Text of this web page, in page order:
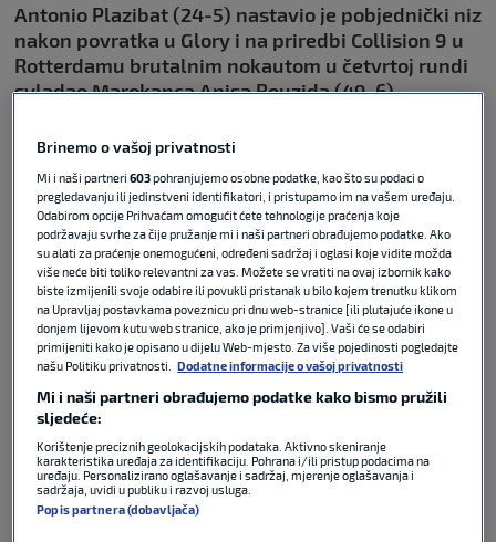
Antonio Plazibat (24-5) nastavio je pobjednički niz
nakon povratka u Glory i na priredbi Collision 9 u
Rotterdamu brutalnim nokautom u četvrtoj rundi
svladao Marokanca Anisa Bouzida (49-6).
Hrvatski kickboksač tako je upisao drugu uzastopnu
pobjedu nakon dugog izbivanja zbog ozljede i
napravio veliki korak prema borbi za naslov prvaka
teške kategorije.
Kakva predstava Antonija
Plazibata: Brutalno je nokautirao
opasnog Marokanca u pravom
Plazibatje odlično otvorio meč te već nakon pola
minute snažnom ljevicom poslao
Brinemo o vašoj privatnosti
Mi i naši partneri603pohranjujemo osobne podatke, kao što su podaci o
pregledavanju ili jedinstveni identifikatori, i pristupamo im na vašem uređaju.
Odabirom opcije Prihvaćam omogućit ćete tehnologije praćenja koje
podržavaju svrhe za čije pružanje mi i naši partneri obrađujemo podatke. Ako
su alati za praćenje onemogućeni, određeni sadržaj i oglasi koje vidite možda
više neće biti toliko relevantni za vas. Možete se vratiti na ovaj izbornik kako
biste izmijenili svoje odabire ili povukli pristanak u bilo kojem trenutku klikom
na Upravljaj postavkama poveznicu pri dnu web-stranice [ili plutajuće ikone u
donjem lijevom kutu web stranice, ako je primjenjivo]. Vaši će se odabiri
primijeniti kako je opisano u dijelu Web-mjesto. Za više pojedinosti pogledajte
našu Politiku privatnosti.
Dodatne informacije o vašoj privatnosti
Mi i naši partneri obrađujemo podatke kako bismo pružili
sljedeće:
Korištenje preciznih geolokacijskih podataka. Aktivno skeniranje
karakteristika uređaja za identifikaciju. Pohrana i/ili pristup podacima na
uređaju. Personalizirano oglašavanje i sadržaj, mjerenje oglašavanja i
sadržaja, uvidi u publiku i razvoj usluga.
Popis partnera (dobavljača)